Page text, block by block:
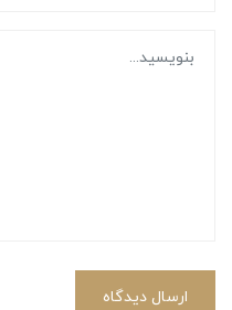
ارسال دیدگاه